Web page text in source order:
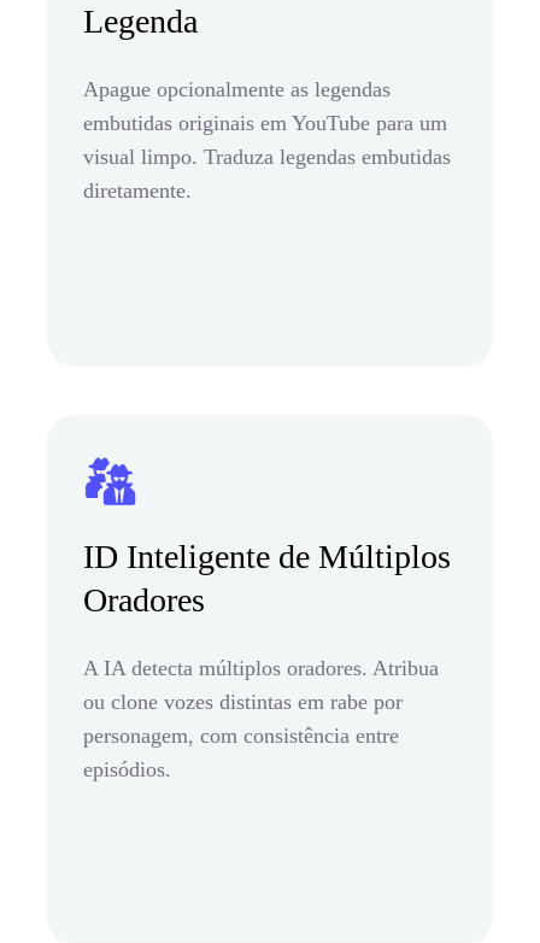
Legenda
Apague opcionalmente as legendas
embutidas originais em YouTube para um
visual limpo. Traduza legendas embutidas
diretamente.
ID Inteligente de Múltiplos
Oradores
A IA detecta múltiplos oradores. Atribua
ou clone vozes distintas em rabe por
personagem, com consistência entre
episódios.